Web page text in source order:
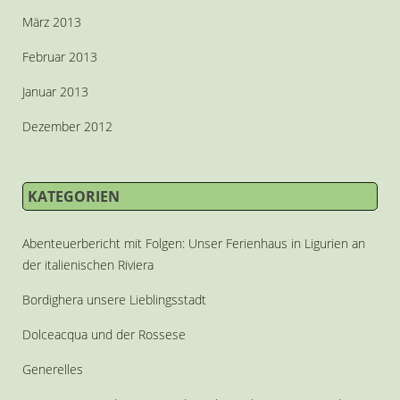
März 2013
Februar 2013
Januar 2013
Dezember 2012
KATEGORIEN
Abenteuerbericht mit Folgen: Unser Ferienhaus in Ligurien an
der italienischen Riviera
Bordighera unsere Lieblingsstadt
Dolceacqua und der Rossese
Generelles